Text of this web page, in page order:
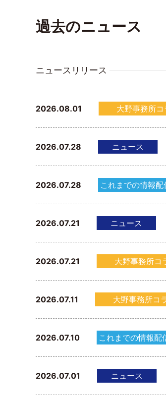
過去のニュース
ニュースリリース
2026.08.01 大野事務所コ
2026.07.28 ニュース
2026.07.28 これまでの情報
2026.07.21 ニュース
2026.07.21 大野事務所コ
2026.07.11 大野事務所コ
2026.07.10 これまでの情報配
2026.07.01 ニュース